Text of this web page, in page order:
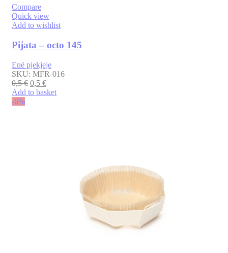
Compare
Quick view
Add to wishlist
Pijata – octo 145
Enë pjekjeje
SKU: MFR-016
0,5€ 0,5 €
Add to basket
-6%